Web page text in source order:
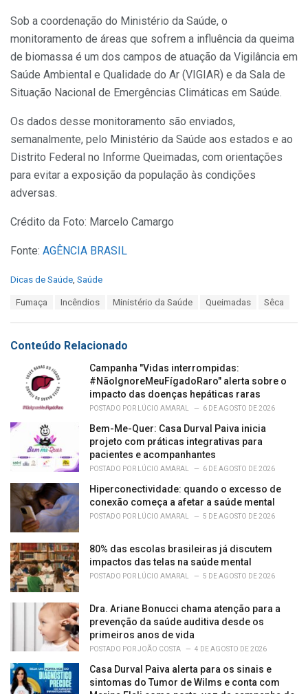
Sob a coordenação do Ministério da Saúde, o
monitoramento de áreas que sofrem a influência da queima
de biomassa é um dos campos de atuação da Vigilância em
Saúde Ambiental e Qualidade do Ar (VIGIAR) e da Sala de
Situação Nacional de Emergências Climáticas em Saúde.
Os dados desse monitoramento são enviados,
semanalmente, pelo Ministério da Saúde aos estados e ao
Distrito Federal no Informe Queimadas, com orientações
para evitar a exposição da população às condições
adversas.
Crédito da Foto: Marcelo Camargo
Fonte: AGÊNCIA BRASIL
C
o
r
Dicas de Saúde Saúde
:
Fumaça Incêndios Ministério da Saúde Queimadas Sêca
Conteúdo Relacionado
Campanha "Vidas interrompidas:
#NãoIgnoreMeuFígadoRaro" alerta sobre o
impacto das doenças hepáticas raras
POSTADO POR LÚCIO AMARAL 6 DE AGOSTO DE 2026
Bem-Me-Quer: Casa Durval Paiva inicia
projeto com práticas integrativas para
pacientes e acompanhantes
POSTADO POR LÚCIO AMARAL 6 DE AGOSTO DE 2026
Hiperconectividade: quando o excesso de
conexão começa a afetar a saúde mental
POSTADO POR LÚCIO AMARAL 5 DE AGOSTO DE 2026
80% das escolas brasileiras já discutem
impactos das telas na saúde mental
POSTADO POR LÚCIO AMARAL 5 DE AGOSTO DE 2026
Dra. Ariane Bonucci chama atenção para a
prevenção da saúde auditiva desde os
primeiros anos de vida
POSTADO PORJOÃO COSTA 4 DE AGOSTO DE 2026
Casa Durval Paiva alerta para os sinais e
sintomas do Tumor de Wilms e conta com